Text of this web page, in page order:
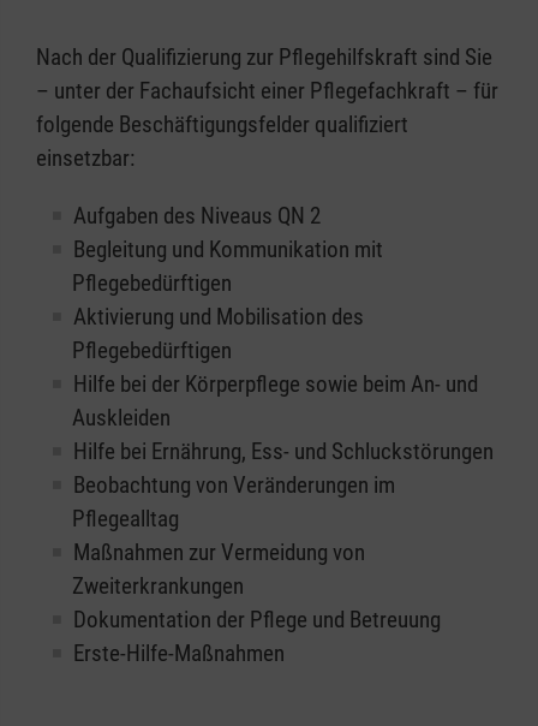
Nach der Qualifizierung zur Pflegehilfskraft sind Sie
– unter der Fachaufsicht einer Pflegefachkraft – für
folgende Beschäftigungsfelder qualifiziert
einsetzbar:
Aufgaben des Niveaus QN 2
Begleitung und Kommunikation mit
Pflegebedürftigen
Aktivierung und Mobilisation des
Pflegebedürftigen
Hilfe bei der Körperpflege sowie beim An- und
Auskleiden
Hilfe bei Ernährung, Ess- und Schluckstörungen
Beobachtung von Veränderungen im
Pflegealltag
Maßnahmen zur Vermeidung von
Zweiterkrankungen
Dokumentation der Pflege und Betreuung
Erste-Hilfe-Maßnahmen